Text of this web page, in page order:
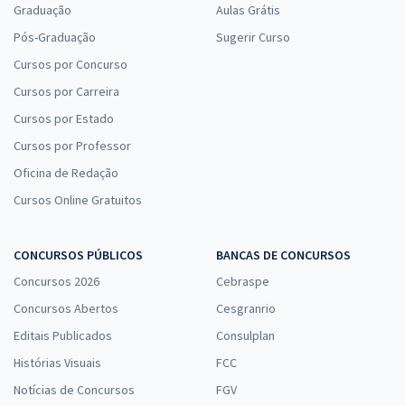
Graduação
Pós-Graduação
Cursos por Concurso
Cursos por Carreira
Cursos por Estado
Cursos por Professor
Oficina de Redação
Cursos Online Gratuitos
Aulas Grátis
Sugerir Curso
CONCURSOS PÚBLICOS
Concursos 2026
Concursos Abertos
Editais Publicados
Histórias Visuais
Notícias de Concursos
BANCAS DE CONCURSOS
Cebraspe
Cesgranrio
Consulplan
FCC
FGV